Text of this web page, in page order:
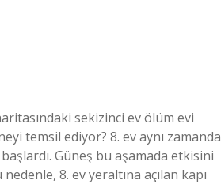
sekizinci ev ölüm evi
temsil ediyor? 8. ev aynı zamanda
Güneş bu aşamada etkisini
8. ev yeraltına açılan kapı